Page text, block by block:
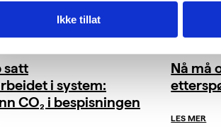
Ikke tillat
satt
i system:
CO₂ i bespisningen
Nå må
LES MER